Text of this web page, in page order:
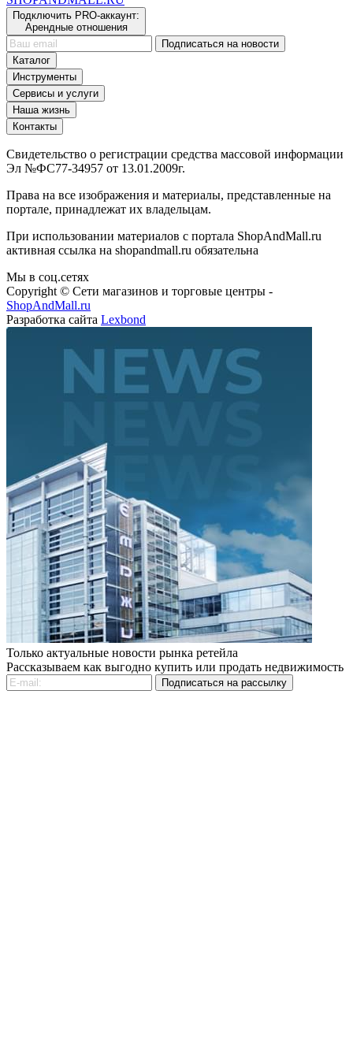
Подключить PRO-аккаунт:
Арендные отношения
Подписаться на новости
Каталог
Инструменты
Сервисы и услуги
Наша жизнь
Контакты
Свидетельство о регистрации средства массовой информации
Эл №ФС77-34957 от 13.01.2009г.
Права на все изображения и материалы, представленные на
портале, принадлежат их владельцам.
При использовании материалов с портала ShopAndMall.ru
активная ссылка на shopandmall.ru обязательна
Мы в соц.сетях
Copyright © Сети магазинов и торговые центры -
ShopAndMall.ru
Разработка сайта Lexbond
Только актуальные новости рынка ретейла
Рассказываем как выгодно купить или продать недвижимость